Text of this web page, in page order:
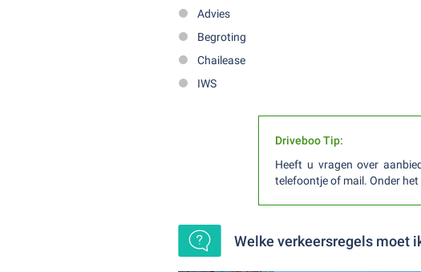
Advies
Begroting
Chailease
IWS
Driveboo Tip:
Heeft u vragen over
telefoontje of mail. Onder
Welke verkeersregels moet